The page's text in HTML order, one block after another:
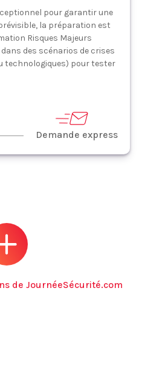
pour garantir une
la préparation est
Risques Majeurs
des scénarios de crises
technologiques) pour tester
Demande express
de JournéeSécurité.com